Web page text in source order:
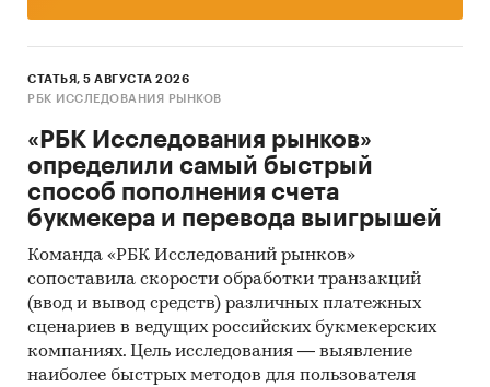
СТАТЬЯ, 5 АВГУСТА 2026
РБК ИССЛЕДОВАНИЯ РЫНКОВ
«РБК Исследования рынков»
определили самый быстрый
способ пополнения счета
букмекера и перевода выигрышей
Команда «РБК Исследований рынков»
сопоставила скорости обработки транзакций
(ввод и вывод средств) различных платежных
сценариев в ведущих российских букмекерских
компаниях. Цель исследования — выявление
наиболее быстрых методов для пользователя